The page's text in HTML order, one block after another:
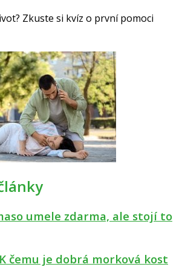
Zkuste si kvíz o první pomoci
umele zdarma, ale stojí to
čemu je dobrá morková kost